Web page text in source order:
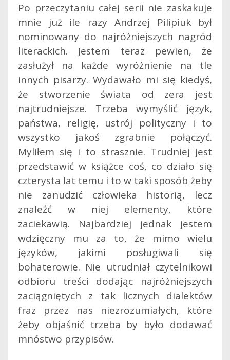
Po przeczytaniu całej serii nie zaskakuje
mnie już ile razy Andrzej Pilipiuk był
nominowany do najróżniejszych nagród
literackich. Jestem teraz pewien, że
zasłużył na każde wyróżnienie na tle
innych pisarzy. Wydawało mi się kiedyś,
że stworzenie świata od zera jest
najtrudniejsze. Trzeba wymyślić język,
państwa, religię, ustrój polityczny i to
wszystko jakoś zgrabnie połączyć.
Myliłem się i to strasznie. Trudniej jest
przedstawić w książce coś, co działo się
czterysta lat temu i to w taki sposób żeby
nie zanudzić człowieka historią, lecz
znaleźć w niej elementy, które
zaciekawią. Najbardziej jednak jestem
wdzięczny mu za to, że mimo wielu
języków, jakimi posługiwali się
bohaterowie. Nie utrudniał czytelnikowi
odbioru treści dodając najróżniejszych
zaciągniętych z tak licznych dialektów
fraz przez nas niezrozumiałych, które
żeby objaśnić trzeba by było dodawać
mnóstwo przypisów.